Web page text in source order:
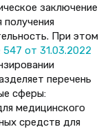
заключение
получения
При этом
от 31.03.2022
перечень
сферы:
медицинского
средств для